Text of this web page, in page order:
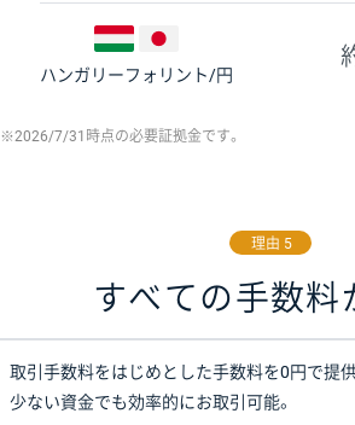
ハンガリーフォリント/円
※2026/7/31時点の必要証拠金です。
理由 5
すべての手数料
取引手数料をはじめとした手数料を0円で提供
少ない資金でも効率的にお取引可能。